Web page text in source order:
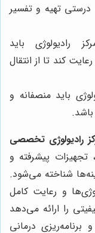
درستی تهیه و تفسیر
رادیولوژی باید
کند تا از انتقال
باید منصفانه و
رادیولوژی تخصصی
تجهیزات پیشرفته و
شناخته می‌شود.
و رعایت کامل
را ارائه می‌دهد
درمانی